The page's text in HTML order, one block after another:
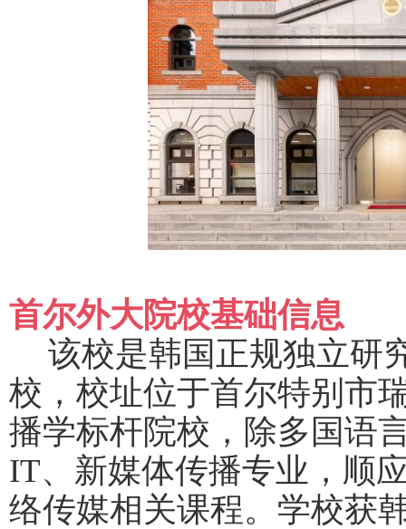
首尔外大院校基础信息
该校是韩国正规独立研
校，校址位于首尔特别市
播学标杆院校，除多国语
IT、新媒体传播专业，顺
络传媒相关课程。学校获